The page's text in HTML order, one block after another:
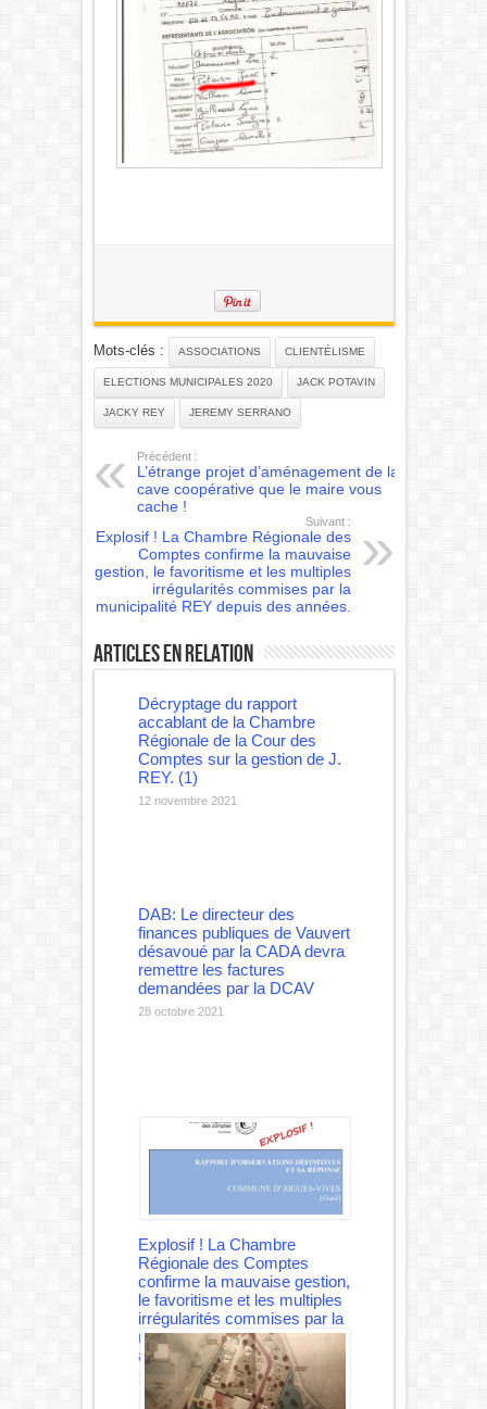
Mots-clés : ASSOCIATIONS CLIENTÉLISME
ELECTIONS MUNICIPALES 2020 JACK POTAVIN
JACKY REY JEREMY SERRANO
Précédent :
L’étrange projet d’aménagement de la
cave coopérative que le maire vous
cache !
Suivant :
Explosif ! La Chambre Régionale des
Comptes confirme la mauvaise
gestion, le favoritisme et les multiples
irrégularités commises par la
municipalité REY depuis des années.
Articles en relation
Décryptage du rapport
accablant de la Chambre
Régionale de la Cour des
Comptes sur la gestion de J.
REY. (1)
12 novembre 2021
DAB: Le directeur des
finances publiques de Vauvert
désavoué par la CADA devra
remettre les factures
demandées par la DCAV
28 octobre 2021
Explosif ! La Chambre
Régionale des Comptes
confirme la mauvaise gestion,
le favoritisme et les multiples
irrégularités commises par la
municipalité REY depuis des
années.
18 juillet 2021